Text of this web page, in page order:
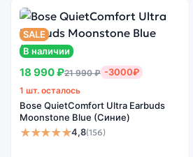
SALE
В наличии
18 990 ₽21 990 ₽ -3000₽
1 шт. осталось
Bose QuietComfort Ultra Earbuds
Moonstone Blue (Синие)
★★★★★4,8(156)